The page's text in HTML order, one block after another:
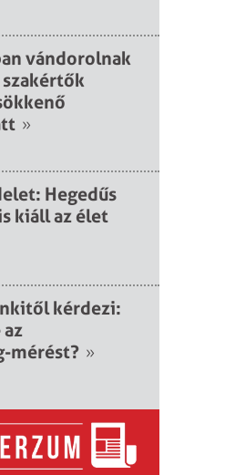
vándorolnak
»
Hegedűs
kiáll az élet
kérdezi:
az
mérést? »